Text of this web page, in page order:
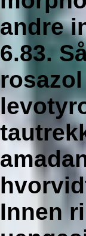
andre
6.83.
Innen